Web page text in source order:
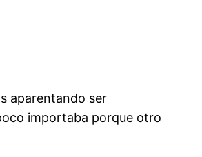
aparentando ser
importaba porque otro